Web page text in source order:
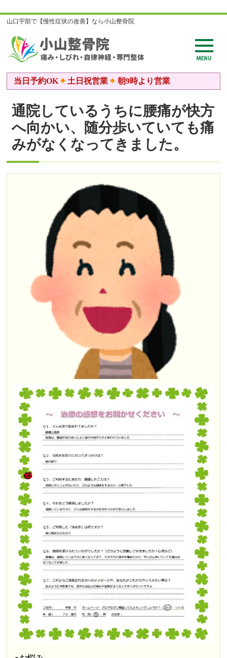
山口宇部で【慢性症状の改善】なら小山整骨院
当日予約OK 土日祝営業 朝9時より営業
通院しているうちに腰痛が快方
へ向かい、随分歩いていても痛
みがなくなってきました。